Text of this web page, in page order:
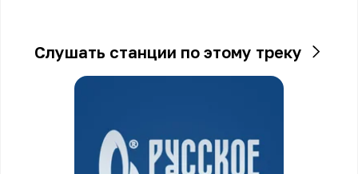
Слушать станции по этому треку